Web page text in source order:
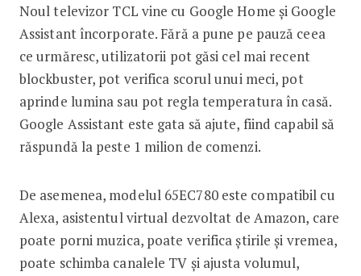
Noul televizor TCL vine cu Google Home și Google
Assistant încorporate. Fără a pune pe pauză ceea
ce urmăresc, utilizatorii pot găsi cel mai recent
blockbuster, pot verifica scorul unui meci, pot
aprinde lumina sau pot regla temperatura în casă.
Google Assistant este gata să ajute, fiind capabil să
răspundă la peste 1 milion de comenzi.
De asemenea, modelul 65EC780 este compatibil cu
Alexa, asistentul virtual dezvoltat de Amazon, care
poate porni muzica, poate verifica știrile și vremea,
poate schimba canalele TV și ajusta volumul,